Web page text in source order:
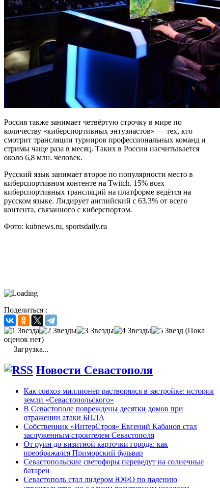
Россия также занимает четвёртую строчку в мире по
количеству «киберспортивных энтузиастов» — тех, кто
смотрит трансляции турниров профессиональных команд и
стримы чаще раза в месяц. Таких в России насчитывается
около 6,8 млн. человек.
Русский язык занимает второе по популярности место в
киберспортивном контенте на Twitch. 15% всех
киберспортивных трансляций на платформе ведётся на
русском языке. Лидирует английский с 63,3% от всего
контента, связанного с киберспортом.
Фото: kubnews.ru, sportsdaily.ru
Поделиться :
(Пока
оценок нет)
Загрузка...
Новости Севастополя
Как совхоз-миллионер растворялся в застройке: история
земли «Севастопольского»
В Севастополе повреждены десятки домов при
отражении атаки БПЛА
Собственник «ИнтерСтроя» Евгений Кабанов стал
заслуженным строителем Севастополя
От руин до визитной карточки города: как
преображался Приморский бульвар
Севастопольские светофоры переведут на солнечные
батареи
Севастополь стал лидером ЮФО по падению